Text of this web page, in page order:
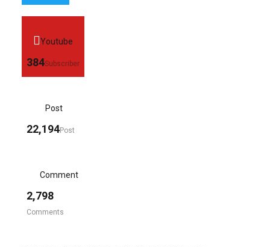
Youtube
384Subscriber
Post
22,194Post
Comment
2,798
Comments